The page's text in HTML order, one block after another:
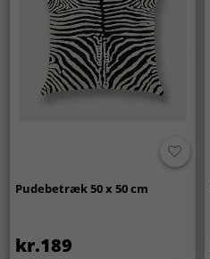
Pudebetræk 50 x 50 cm
kr.189